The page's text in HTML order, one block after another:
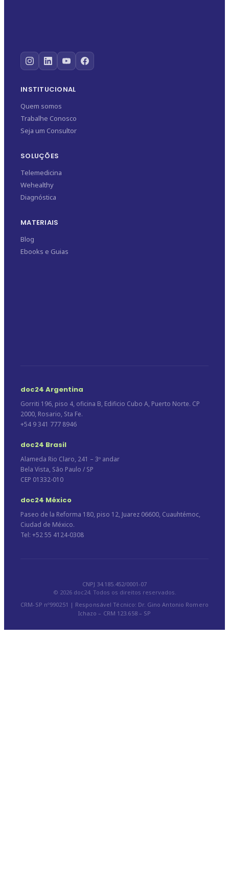
INSTITUCIONAL
Quem somos
Trabalhe Conosco
Seja um Consultor
SOLUÇÕES
Telemedicina
Wehealthy
Diagnóstica
MATERIAIS
Blog
Ebooks e Guias
doc24 Argentina
Gorriti 196, piso 4, oficina B, Edificio Cubo A, Puerto Norte. CP
2000, Rosario, Sta Fe.
+54 9 341 777 8946
doc24 Brasil
Alameda Rio Claro, 241 – 3º andar
Bela Vista, São Paulo / SP
CEP 01332-010
doc24 México
Paseo de la Reforma 180, piso 12, Juarez 06600, Cuauhtémoc,
Ciudad de México.
Tel: +52 55 4124-0308
CNPJ 34.185.452/0001-07
© 2026 doc24. Todos os direitos reservados.
CRM-SP nº990251 | Responsável Técnico: Dr. Gino Antonio Romero
Ichazo – CRM 123.658 – SP